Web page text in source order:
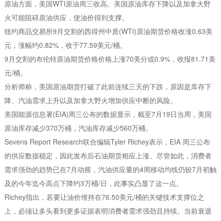
原油方面，美国WTI原油周三收高。美国原油库存下降以及加拿大野
火可能阻碍原油供应，使油价得到支撑。
纽约商品交易所9月交割的西得州中质(WTI)原油期货价格收涨0.63美
元，涨幅约0.82%，收于77.59美元/桶。
9月交割的布伦特原油期货价格价格上涨70美分或0.9%，收报81.71美
元/桶。
分析师称，美国原油期货打破了此前连续三天的下跌，原因是库存下
降、汽油需求上升以及加拿大野火增加供应中断的风险。
美国能源信息署(EIA)周三公布的数据显示，截至7月19日当周，美国
原油库存减少370万桶，汽油库存减少560万桶。
Sevens Report Research联合编辑Tyler Richey表示，EIA 周三公布
的供应数据稳定，因此发布后石油期货相应上涨。尽管如此，消费者
需求强劲的趋势已在7月动摇，汽油供应量的4周移动均线仍较7月初触
及的今年迄今高点下降约3万桶/日，此事实凸显了这一点。
Richey指出，若要让油价维持在76.50美元/桶的关键技术支撑位之
上，必须让多头看到更多证据表明消费者需求强劲且持续。当前衰退